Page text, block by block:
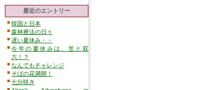
最近のエントリー
韓国と日本
森林療法の日々
遅い夏休み・・
今年の夏休みは、笠と双
六！？
なんでもチャレンジ
そばの花満開！
七分咲き